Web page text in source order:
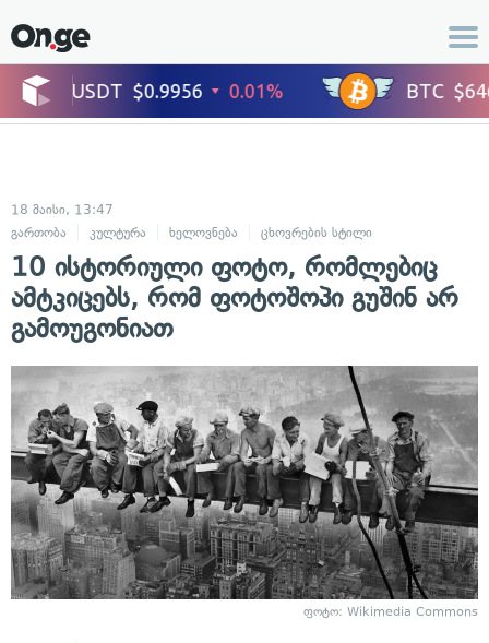
18 მაისი, 13:47
გართობა
კულტურა ხელოვნება ცხოვრების სტილი
10 ისტორიული ფოტო, რომლებიც
ამტკიცებს, რომ ფოტოშოპი გუშინ არ
გამოუგონიათ
ფოტო: Wikimedia Commons